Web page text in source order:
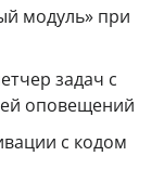
модуль» при
задач с
оповещений
с кодом